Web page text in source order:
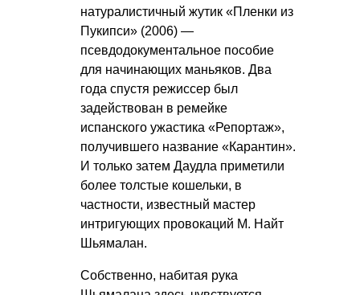
натуралистичный жутик «Пленки из
Пукипси» (2006) —
псевдодокументальное пособие
для начинающих маньяков. Два
года спустя режиссер был
задействован в ремейке
испанского ужастика «Репортаж»,
получившего название «Карантин».
И только затем Даудла приметили
более толстые кошельки, в
частности, известный мастер
интригующих провокаций М. Найт
Шьямалан.
Собственно, набитая рука